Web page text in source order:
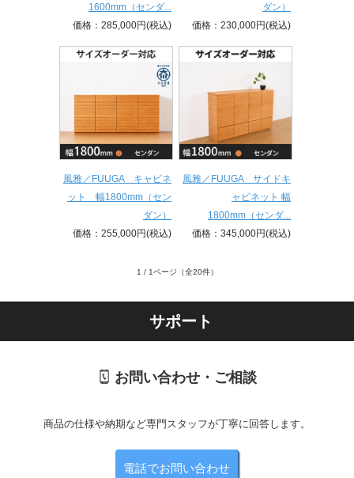
1600mm（センダ...
価格：285,000円(税込)
ダン）
価格：230,000円(税込)
風雅／FUUGA キャビネ
ット 幅1800mm（セン
ダン）
価格：255,000円(税込)
風雅／FUUGA サイドキ
ャビネット 幅
1800mm（センダ...
価格：345,000円(税込)
1 / 1ページ （全20件）
サポート
お問い合わせ・ご相談
商品の仕様や納期など専門スタッフが丁寧に回答します。
電話でお問い合わせ